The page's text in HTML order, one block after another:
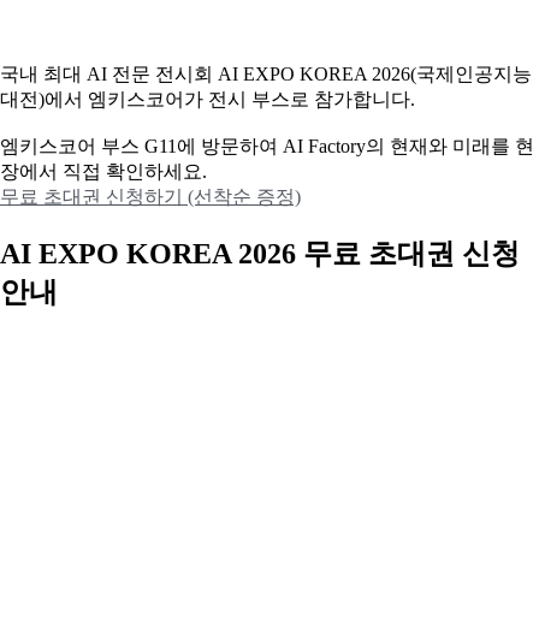
국내 최대 AI 전문 전시회 AI EXPO KOREA 2026(국제인공지능
대전)에서 엠키스코어가 전시 부스로 참가합니다.
엠키스코어 부스 G11에 방문하여 AI Factory의 현재와 미래를 현
장에서 직접 확인하세요.
무료 초대권 신청하기 (선착순 증정)
AI EXPO KOREA 2026 무료 초대권 신청
안내